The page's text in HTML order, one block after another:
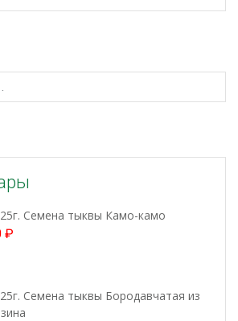
Семена тыквы Камо-камо
₽
Семена тыквы Бородавчатая из